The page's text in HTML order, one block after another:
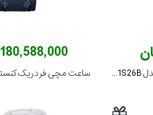
ساعت مچی فردریک کنستانت مدل FC-220MPBD1S26B
180,588,000 تومان